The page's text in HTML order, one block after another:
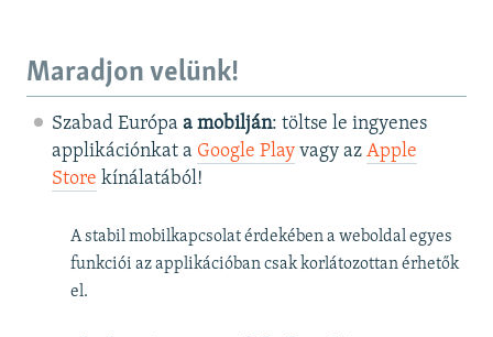
Maradjon velünk!
Szabad Európa a mobilján: töltse le ingyenes
applikációnkat a Google Playvagy az Apple
Store kínálatából!
A stabil mobilkapcsolat érdekében a weboldal egyes
funkciói az applikációban csak korlátozottan érhetők
el.